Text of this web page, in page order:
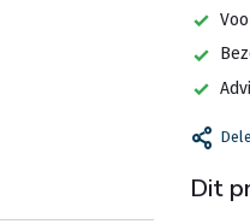
Dit